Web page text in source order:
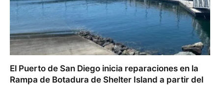
El Puerto de San Diego inicia reparaciones en la
Rampa de Botadura de Shelter Island a partir del